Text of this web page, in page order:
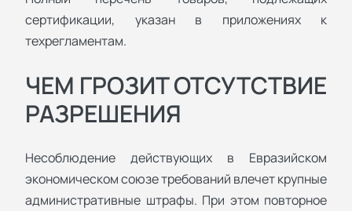
сертификации, указан в приложениях к
техрегламентам.
ЧЕМ ГРОЗИТ ОТСУТСТВИЕ
РАЗРЕШЕНИЯ
Несоблюдение действующих в Евразийском
экономическом союзе требований влечет крупные
административные штрафы. При этом повторное